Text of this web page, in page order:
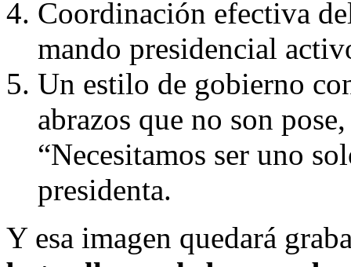
Coordinación efectiva
mando presidencial
Un estilo de gobierno
abrazos que no son
“Necesitamos ser uno
presidenta.
Y esa imagen quedará